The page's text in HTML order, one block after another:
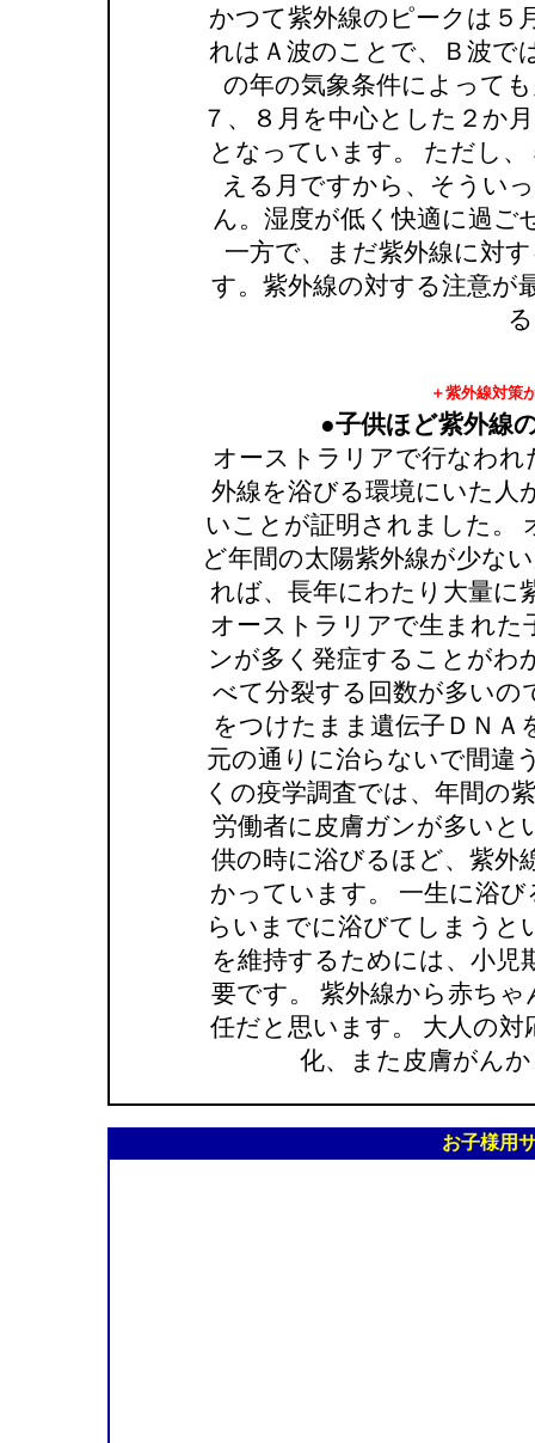
かつて紫外線のピークは５
れはＡ波のことで、Ｂ波で
の年の気象条件によって
７、８月を中心とした２か
となっています。 ただし
える月ですから、そうい
ん。湿度が低く快適に過ご
一方で、まだ紫外線に対
す。紫外線の対する注意が
＋紫外線対策
●子供ほど紫外線
オーストラリアで行なわれ
外線を浴びる環境にいた人
いことが証明されました。
ど年間の太陽紫外線が少な
れば、長年にわたり大量に
オーストラリアで生まれた
ンが多く発症することがわ
べて分裂する回数が多いの
をつけたまま遺伝子ＤＮＡ
元の通りに治らないで間違
くの疫学調査では、年間の
労働者に皮膚ガンが多いと
供の時に浴びるほど、紫外
かっています。 一生に浴
らいまでに浴びてしまうと
を維持するためには、小児
要です。 紫外線から赤ち
任だと思います。 大人の
化、また皮膚がん
お子様用